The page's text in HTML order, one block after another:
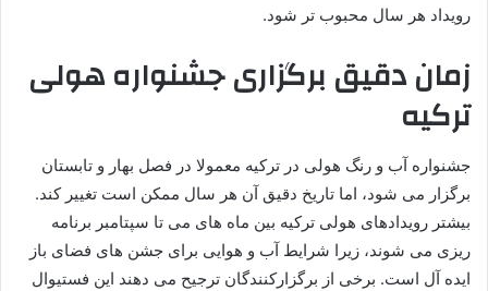
رویداد هر سال محبوب تر شود.
زمان دقیق برگزاری جشنواره هولی
ترکیه
جشنواره آب و رنگ هولی در ترکیه معمولا در فصل بهار و تابستان
برگزار می شود، اما تاریخ دقیق آن هر سال ممکن است تغییر کند.
بیشتر رویدادهای هولی ترکیه بین ماه های می تا سپتامبر برنامه
ریزی می شوند، زیرا شرایط آب و هوایی برای جشن های فضای باز
ایده آل است. برخی از برگزارکنندگان ترجیح می دهند این فستیوال